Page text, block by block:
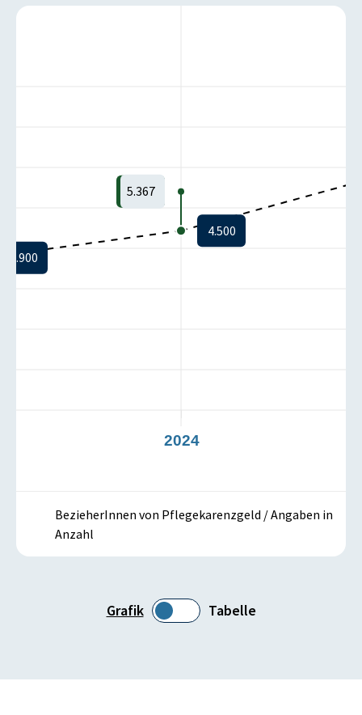
Grafik Tabelle
2024
3.900
5.367
4.500
BezieherInnen von Pflegekarenzgeld / Angaben in
Anzahl